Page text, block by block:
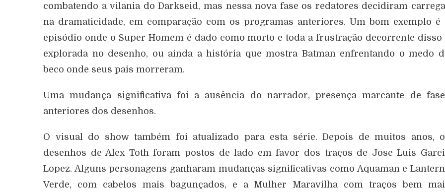
combatendo a vilania do Darkseid, mas nessa nova fase os redatores decidiram
na dramaticidade, em comparação com os programas anteriores. Um bom exemplo é
episódio onde o Super Homem é dado como morto e toda a frustração decorrente disso
explorada no desenho, ou ainda a história que mostra Batman enfrentando o medo
beco onde seus pais morreram.
Uma mudança significativa foi a ausência do narrador, presença marcante de
anteriores dos desenhos.
O visual do show também foi atualizado para esta série. Depois de muitos anos,
desenhos de Alex Toth foram postos de lado em favor dos traços de Jose Luis
Lopez. Alguns personagens ganharam mudanças significativas como Aquaman e
Verde, com cabelos mais bagunçados, e a Mulher Maravilha com traços bem